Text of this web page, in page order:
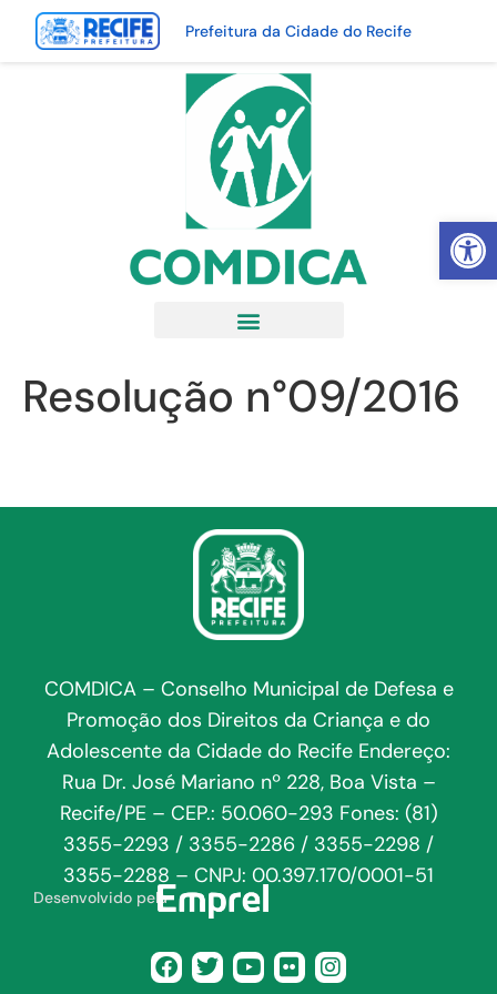
Abrir
Prefeitura da Cidade do Recife
Resolução n°09/2016
COMDICA – Conselho Municipal de Defesa e
Promoção dos Direitos da Criança e do
Adolescente da Cidade do Recife Endereço:
Rua Dr. José Mariano nº 228, Boa Vista –
Recife/PE – CEP.: 50.060-293 Fones: (81)
3355-2293 / 3355-2286 / 3355-2298 /
3355-2288 – CNPJ: 00.397.170/0001-51
Desenvolvido pela